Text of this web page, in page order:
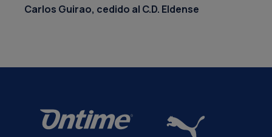
Carlos Guirao, cedido al C.D. Eldense